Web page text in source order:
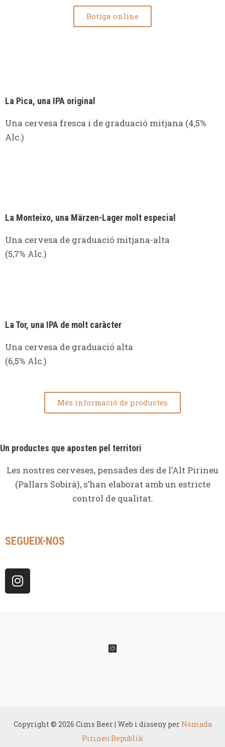
Botiga online
La Pica, una IPA original
Una cervesa fresca i de graduació mitjana (4,5%
Alc.)
La Monteixo, una Märzen-Lager molt especial
Una cervesa de graduació mitjana-alta
(5,7% Alc.)
La Tor, una IPA de molt caràcter
Una cervesa de graduació alta
(6,5% Alc.)
Més informació de productes
Un productes que aposten pel territori
Les nostres cerveses, pensades des de l’Alt Pirineu
(Pallars Sobirà), s’han elaborat amb un estricte
control de qualitat.
SEGUEIX-NOS
I
n
s
t
Copyright © 2026 Cims Beer | Web i disseny per Nòmada
Pirineu Republik